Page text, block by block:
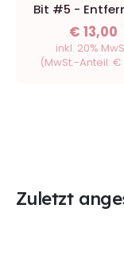
Bit #5 -
alter
mittel - 4
€ 13,00
inkl. 20%
(MwSt.-Anteil: €
Zuletzt